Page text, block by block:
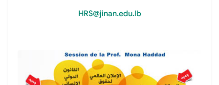
HRS@jinan.edu.lb